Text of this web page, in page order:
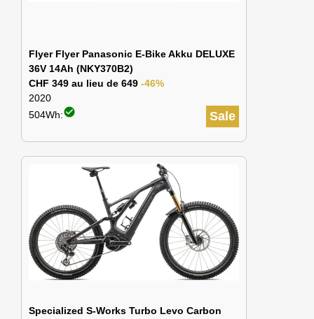
Flyer Flyer Panasonic E-Bike Akku DELUXE
36V 14Ah (NKY370B2)
CHF 349 au lieu de 649 -46%
2020
Sale
504Wh:check_circle
Specialized S-Works Turbo Levo Carbon